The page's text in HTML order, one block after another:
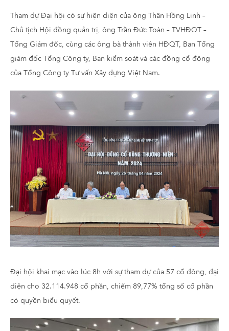
Tham dự Đại hội có sự hiện diện của ông Thân Hồng Linh –
Chủ tịch Hội đồng quản trị, ông Trần Đức Toàn – TVHĐQT –
Tổng Giám đốc, cùng các ông bà thành viên HĐQT, Ban Tổng
giám đốc Tổng Công ty, Ban kiểm soát và các đồng cổ đông
của Tổng Công ty Tư vấn Xây dựng Việt Nam.
Đại hội khai mạc vào lúc 8h với sự tham dự của 57 cổ đông, đại
diện cho 32.114.948 cổ phần, chiếm 89,77% tổng số cổ phần
có quyền biểu quyết.